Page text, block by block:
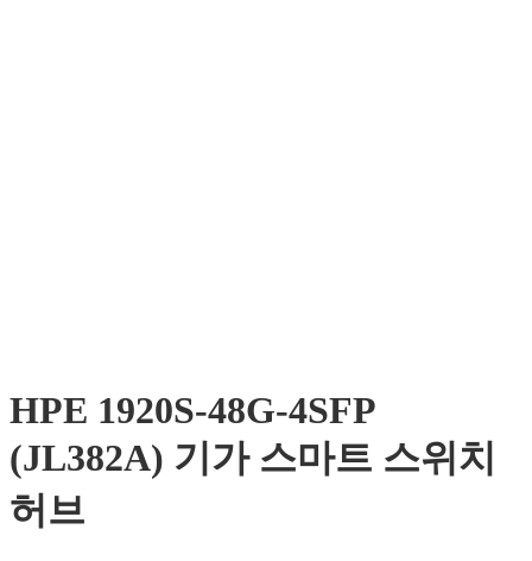
HPE 1920S-48G-4SFP
(JL382A) 기가 스마트 스위치
허브